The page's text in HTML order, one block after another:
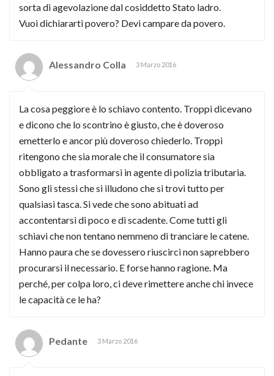
sorta di agevolazione dal cosiddetto Stato ladro.
Vuoi dichiararti povero? Devi campare da povero.
Alessandro Colla 3 Marzo 2016
La cosa peggiore è lo schiavo contento. Troppi dicevano
e dicono che lo scontrino è giusto, che è doveroso
emetterlo e ancor più doveroso chiederlo. Troppi
ritengono che sia morale che il consumatore sia
obbligato a trasformarsi in agente di polizia tributaria.
Sono gli stessi che si illudono che si trovi tutto per
qualsiasi tasca. Si vede che sono abituati ad
accontentarsi di poco e di scadente. Come tutti gli
schiavi che non tentano nemmeno di tranciare le catene.
Hanno paura che se dovessero riuscirci non saprebbero
procurarsi il necessario. E forse hanno ragione. Ma
perché, per colpa loro, ci deve rimettere anche chi invece
le capacità ce le ha?
Pedante 3 Marzo 2016